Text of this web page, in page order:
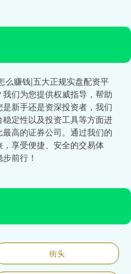
么赚钱|五大正规实盘配资平
们为您提供权威指导，帮助
新手还是资深投资者，我们
定性以及投资工具等方面进
高的证券公司。通过我们的
享受便捷、安全的交易体
前行！
街头